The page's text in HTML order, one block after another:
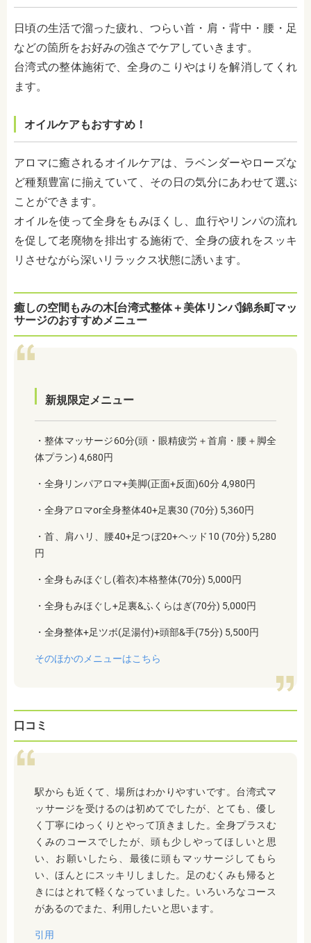
日頃の生活で溜った疲れ、つらい首・肩・背中・腰・足
などの箇所をお好みの強さでケアしていきます。
台湾式の整体施術で、全身のこりやはりを解消してくれ
ます。
オイルケアもおすすめ！
アロマに癒されるオイルケアは、ラベンダーやローズな
ど種類豊富に揃えていて、その日の気分にあわせて選ぶ
ことができます。
オイルを使って全身をもみほくし、血行やリンパの流れ
を促して老廃物を排出する施術で、全身の疲れをスッキ
リさせながら深いリラックス状態に誘います。
癒しの空間もみの木[台湾式整体＋美体リンパ]錦糸町マッ
サージのおすすめメニュー
新規限定メニュー
・整体マッサージ60分(頭・眼精疲労＋首肩・腰＋脚全
体プラン) 4,680円
・全身リンパアロマ+美脚(正面+反面)60分 4,980円
・全身アロマor全身整体40+足裏30 (70分) 5,360円
・首、肩ハリ、腰40+足つぼ20+ヘッド10 (70分) 5,280
円
・全身もみほぐし(着衣)本格整体(70分) 5,000円
・全身もみほぐし+足裏&ふくらはぎ(70分) 5,000円
・全身整体+足ツボ(足湯付)+頭部&手(75分) 5,500円
そのほかのメニューはこちら
口コミ
駅からも近くて、場所はわかりやすいです。台湾式マ
ッサージを受けるのは初めてでしたが、とても、優し
く丁寧にゆっくりとやって頂きました。全身プラスむ
くみのコースでしたが、頭も少しやってほしいと思
い、お願いしたら、最後に頭もマッサージしてもら
い、ほんとにスッキリしました。足のむくみも帰ると
きにはとれて軽くなっていました。いろいろなコース
があるのでまた、利用したいと思います。
引用